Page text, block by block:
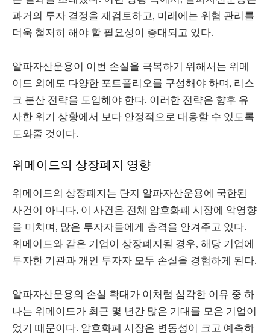
과거의 투자 결정을 재검토하고, 미래에는 위험 관리를
더욱 철저히 해야 할 필요성이 증대되고 있다.
알파자산운용이 이번 손실을 극복하기 위해서는 위메
이드 외에도 다양한 포트폴리오를 구성해야 하며, 리스
크 분산 전략을 도입해야 한다. 이러한 전략은 향후 유
사한 위기 상황에서 보다 안정적으로 대응할 수 있도록
도와줄 것이다.
위메이드의 상장폐지 영향
위메이드의 상장폐지는 단지 알파자산운용에 국한된
사건이 아니다. 이 사건은 전체 암호화폐 시장에 악영향
을 미치며, 많은 투자자들에게 충격을 안겨주고 있다.
위메이드와 같은 기업이 상장폐지될 경우, 해당 기업에
투자한 기관과 개인 투자자 모두 손실을 경험하게 된다.
알파자산운용의 손실 확대가 이처럼 심각한 이유 중 하
나는 위메이드가 최근 몇 년간 많은 기대를 모은 기업이
었기 때문이다. 암호화폐 시장은 변동성이 크고 예측하